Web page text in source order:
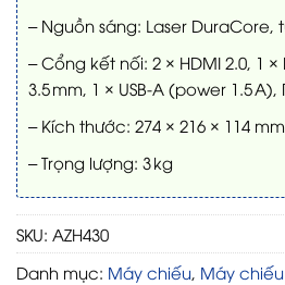
– Nguồn sáng: Laser DuraCore,
– Cổng kết nối: 2 × HDMI 2.0, 1 ×
3.5 mm, 1 × USB‑A (power 1.5 A),
– Kích thước: 274 × 216 × 114 mm
– Trọng lượng: 3 kg
SKU: AZH430
Danh mục: Máy chiếu Máy chiếu